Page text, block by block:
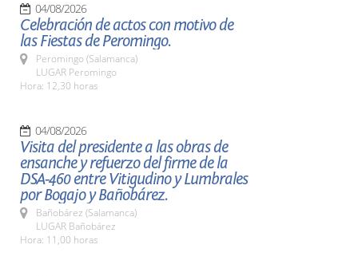
04/08/2026
Celebración de actos con motivo de
las Fiestas de Peromingo.
Peromingo (Salamanca)
LUGAR Peromingo
Hora: 12,30 horas
04/08/2026
Visita del presidente a las obras de
ensanche y refuerzo del firme de la
DSA-460 entre Vitigudino y Lumbrales
por Bogajo y Bañobárez.
Bañobárez (Salamanca)
LUGAR Bañobárez
Hora: 11,00 horas